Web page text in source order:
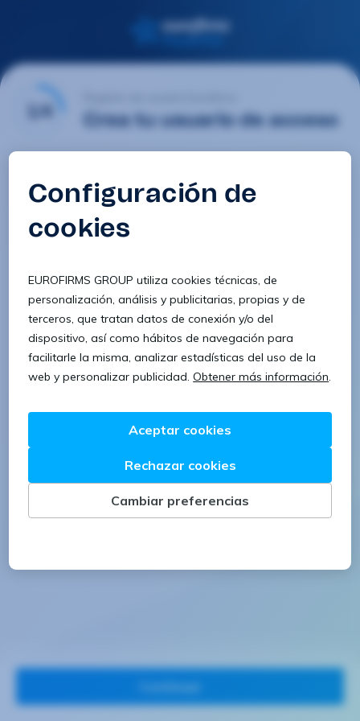
1/4 Crea tu usuario de acceso
Contraseña
Confirmar contraseña
8 caracteres 1 letra minúscula
1 letra mayúscula 1 número